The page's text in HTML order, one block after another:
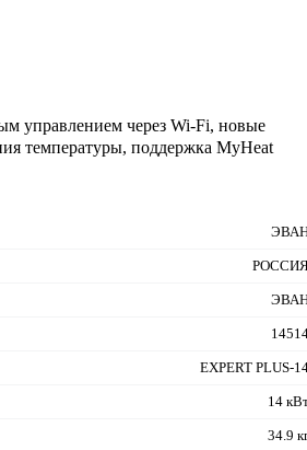
управлением через Wi-Fi, новые
температуры, поддержка MyHeat
EXPERT PLUS-
14
34.9